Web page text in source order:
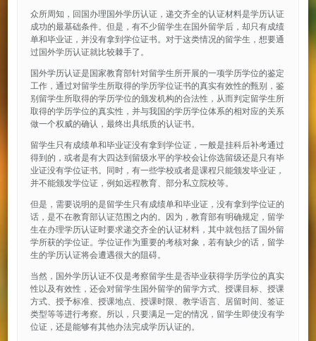
众所周知，回国办理国外学历认证，递交齐全的认证材料是学历认证
成功的最基础条件。但是，有不少留学生在国外留学后，却只有成绩
单和毕业证，并没有拿到学位证书。对于这类情况的留学生，想要通
过国外学历认证就比较棘手了。
国外学历认证是国家教育部针对留学生所开展的一项学历学位的鉴定
工作，通过对留学生所取得的学历学位证书的真实有效性的甄别，鉴
别留学生所取得的学历学位的颁发机构的合法性，从而判定留学生所
取得的学历学位的真实性，并与我国的学历学位体系的相对应的关系
做一个权威的确认，最终出具纸质的认证书。
留学生只有成绩单和毕业证没有拿到学位证，一般是挂科后补考通过
得到的，或者是有大四达到留级水平的学校会让你选留级还是只有毕
业证没有学位证书。同时，有一些学校或者是课程只能颁发毕业证，
并不能颁发学位证，例如远程教育、部分私立院校等。
但是，需要说明的是留学生只有成绩单和毕业证，没有拿到学位证的
话，是不在教育部认证范围之内的。因为，教育部有明确规定，留学
生在办理学历认证时要求递交齐全的认证材料，其中就包括了国外留
学所获的学位证。学位证作为重要的考核对象，若有缺少的话，留学
生的学历认证将会遭遇很大的阻碍。
当然，国外学历认证不仅是考察留学生是否毕业获得学历学位的真实
性以及有效性，还会对留学生国外留学的留学方式、授课目标、授课
方式、授予标准、授课地点、授课时限、教学语言、居留时间、签证
类型等等进行考察。所以，只要满足一定的情况，留学生即使没有学
位证，还是能够有其他办法完成学历认证的。